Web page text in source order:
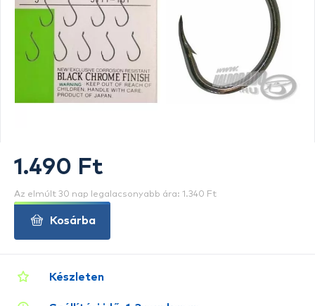
Készleten
1.490 Ft
Az elmúlt 30 nap legalacsonyabb ára: 1.340 Ft
Kosárba